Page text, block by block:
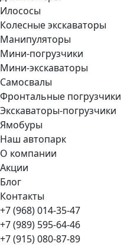
Илососы
Колесные экскаваторы
Манипуляторы
Мини-погрузчики
Мини-экскаваторы
Самосвалы
Фронтальные погрузчики
Экскаваторы-погрузчики
Ямобуры
Наш автопарк
О компании
Акции
Блог
Контакты
+7 (968) 014-35-47
+7 (989) 595-64-46
+7 (915) 080-87-89